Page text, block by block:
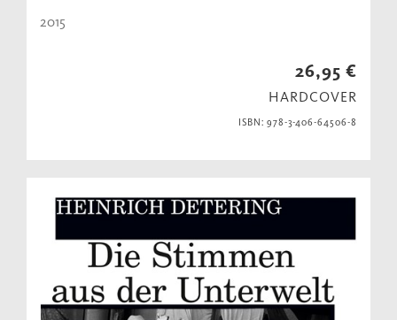
2015
26,95 €
HARDCOVER
ISBN: 978-3-406-64506-8